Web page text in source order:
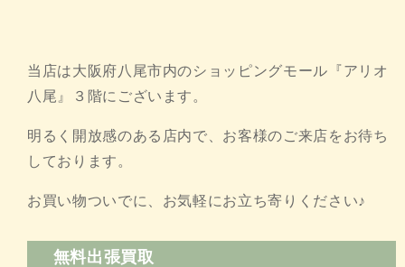
当店は大阪府八尾市内のショッピングモール『アリオ
八尾』３階にございます。
明るく開放感のある店内で、お客様のご来店をお待ち
しております。
お買い物ついでに、お気軽にお立ち寄りください♪
無料出張買取